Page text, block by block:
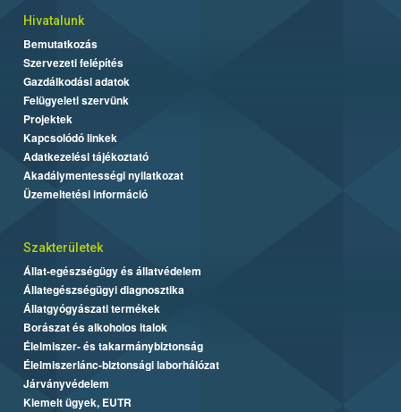
Hivatalunk
Bemutatkozás
Szervezeti felépítés
Gazdálkodási adatok
Felügyeleti szervünk
Projektek
Kapcsolódó linkek
Adatkezelési tájékoztató
Akadálymentességi nyilatkozat
Üzemeltetési információ
Szakterületek
Állat-egészségügy és állatvédelem
Állategészségügyi diagnosztika
Állatgyógyászati termékek
Borászat és alkoholos italok
Élelmiszer- és takarmánybiztonság
Élelmiszerlánc-biztonsági laborhálózat
Járványvédelem
Kiemelt ügyek, EUTR